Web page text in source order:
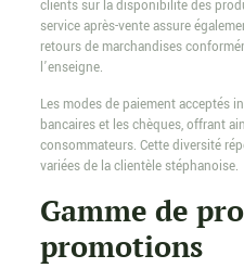
clients sur la disponibilité des
service après-vente assure
retours de marchandises
l’enseigne.
Les modes de paiement acceptés
bancaires et les chèques, offrant
consommateurs. Cette diversité
variées de la clientèle stéphanoise.
Gamme de
promotions